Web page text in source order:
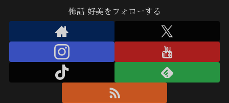
怖話 好美をフォローする